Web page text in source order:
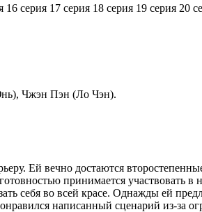
16 серия 17 серия 18 серия 19 серия 20
Чжэн Пэн (Ло Чэн).
Ей вечно достаются
принимается участвовать в
себя во всей красе. Однажды ей
написанный сценарий из-за